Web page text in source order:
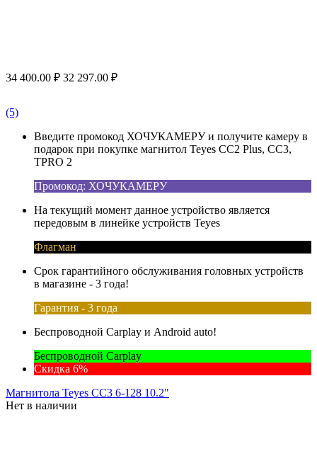
34 400.00 ₽ 32 297.00 ₽
(5)
Введите промокод ХОЧУКАМЕРУ и получите камеру в
подарок при покупке магнитол Teyes CC2 Plus, CC3,
TPRO 2
Промокод: ХОЧУКАМЕРУ
На текущий момент данное устройство является
передовым в линейке устройств Teyes
Флагман
Срок гарантийного обслуживания головных устройств
в магазине - 3 года!
Гарантия - 3 года
Беспроводной Carplay и Android auto!
Беспроводной Carplay
Скидка 6%
Магнитола Teyes CC3 6-128 10.2"
Нет в наличии